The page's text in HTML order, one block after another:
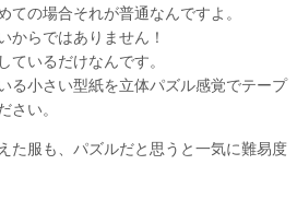
の場合それが普通なんですよ。
からではありません！
ているだけなんです。
る小さい型紙を立体パズル感覚でテープ
さい。
た服も、パズルだと思うと一気に難易度